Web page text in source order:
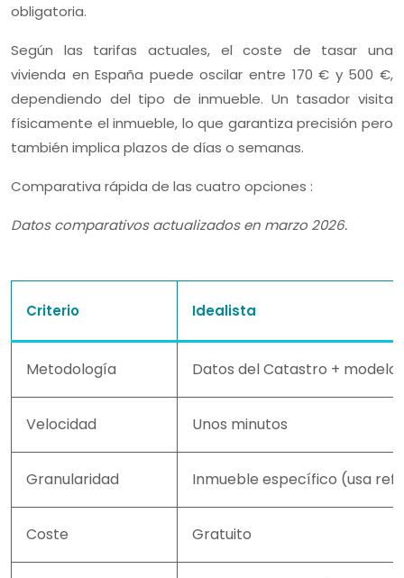
obligatoria.
Según las tarifas actuales, el coste de tasar una
vivienda en España puede oscilar entre 170 € y 500 €,
dependiendo del tipo de inmueble. Un tasador visita
físicamente el inmueble, lo que garantiza precisión pero
también implica plazos de días o semanas.
Comparativa rápida de las cuatro opciones :
Datos comparativos actualizados en marzo 2026.
Criterio Idealista
Metodología Datos del Catastro + modelo
Velocidad Unos minutos
Granularidad Inmueble específico (usa
Coste Gratuito